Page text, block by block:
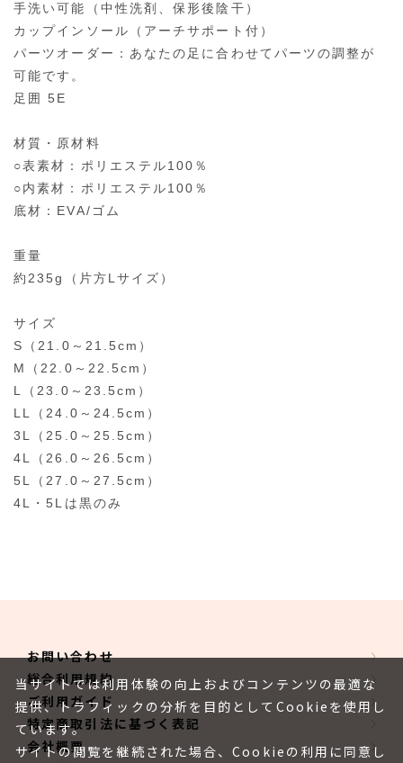
手洗い可能（中性洗剤、保形後陰干）
カップインソール（アーチサポート付）
パーツオーダー：あなたの足に合わせてパーツの調整が
可能です。
足囲 5E
材質・原材料
○表素材：ポリエステル100％
○内素材：ポリエステル100％
底材：EVA/ゴム
重量
約235g（片方Lサイズ）
サイズ
S（21.0～21.5cm）
M（22.0～22.5cm）
L（23.0～23.5cm）
LL（24.0～24.5cm）
3L（25.0～25.5cm）
4L（26.0～26.5cm）
5L（27.0～27.5cm）
4L・5Lは黒のみ
お問い合わせ
総合利用規約
ご利用ガイド
特定商取引法に基づく表記
会社概要
当サイトでは利用体験の向上およびコンテンツの最適な
提供、トラフィックの分析を目的としてCookieを使用し
ています。
サイトの閲覧を継続された場合、Cookieの利用に同意し